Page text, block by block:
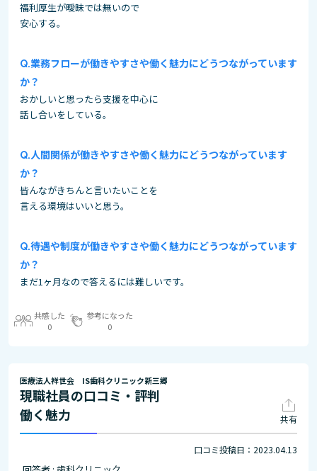
福利厚生が曖昧では無いので
安心する。
業務フローが働きやすさや働く魅力にどうつながっています
か？
おかしいと思ったら支援を中心に
話し合いをしている。
人間関係が働きやすさや働く魅力にどうつながっています
か？
皆んながきちんと言いたいことを
言える環境はいいと思う。
待遇や制度が働きやすさや働く魅力にどうつながっています
か？
まだ1ヶ月なので答えるには難しいです。
共感した
0
参考になった
0
医療法人祥世会 IS歯科クリニック新三郷
現職社員の口コミ・評判
働く魅力
共有
口コミ投稿日：2023.04.13